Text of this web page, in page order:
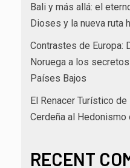
Bali y más allá: el
Dioses y la nueva ruta
Contrastes de Europa:
Noruega a los
Países Bajos
El Renacer Turístico
Cerdeña al Hedonismo
RECENT